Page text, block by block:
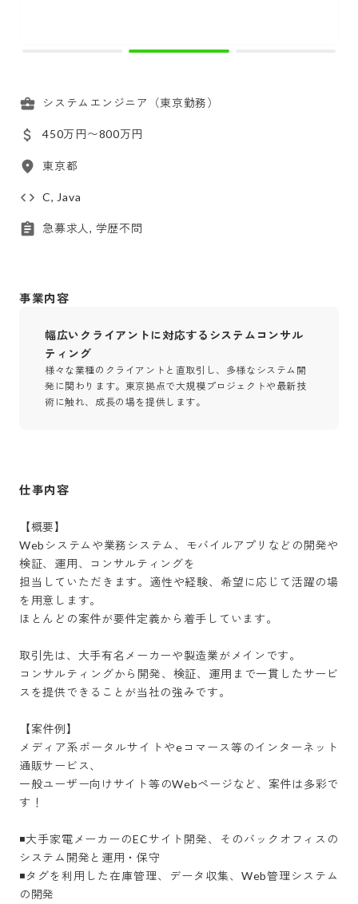
システムエンジニア（東京勤務）
450万円〜800万円
東京都
C, Java
急募求人, 学歴不問
事業内容
幅広いクライアントに対応するシステムコンサル
ティング
様々な業種のクライアントと直取引し、多様なシステム開
発に関わります。東京拠点で大規模プロジェクトや最新技
術に触れ、成長の場を提供します。
仕事内容
【概要】
Webシステムや業務システム、モバイルアプリなどの開発や
検証、運用、コンサルティングを
担当していただきます。適性や経験、希望に応じて活躍の場
を用意します。
ほとんどの案件が要件定義から着手しています。
取引先は、大手有名メーカーや製造業がメインです。
コンサルティングから開発、検証、運用まで一貫したサービ
スを提供できることが当社の強みです。
【案件例】
メディア系ポータルサイトやeコマース等のインターネット
通販サービス、
一般ユーザー向けサイト等のWebページなど、案件は多彩で
す！
◾大手家電メーカーのECサイト開発、そのバックオフィスの
システム開発と運用・保守
◾タグを利用した在庫管理、データ収集、Web管理システム
の開発